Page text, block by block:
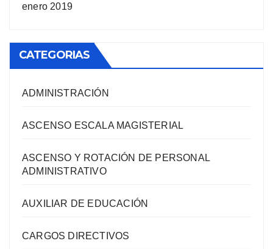
enero 2019
CATEGORIAS
ADMINISTRACIÓN
ASCENSO ESCALA MAGISTERIAL
ASCENSO Y ROTACIÓN DE PERSONAL
ADMINISTRATIVO
AUXILIAR DE EDUCACIÓN
CARGOS DIRECTIVOS